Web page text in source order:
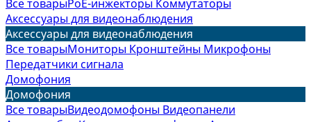
Все товарыPoE-инжекторы Коммутаторы
Аксессуары для видеонаблюдения
Аксессуары для видеонаблюдения
Все товарыМониторы Кронштейны Микрофоны
Передатчики сигнала
Домофония
Домофония
Все товарыВидеодомофоны Видеопанели